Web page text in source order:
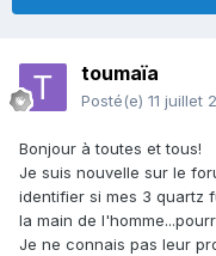
toumaïa
Posté(e) 11 juillet
Bonjour à toutes et tous!
Je suis nouvelle sur le
identifier si mes 3 quartz
la main de
Je ne connais pas leur